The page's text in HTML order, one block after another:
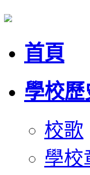
首頁
學校
校歌
學校